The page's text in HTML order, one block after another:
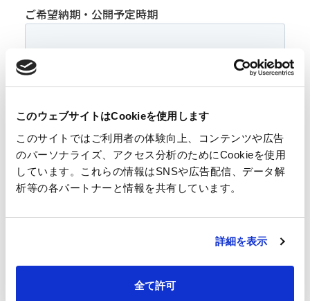
このウェブサイトはCookieを使用します
このサイトではご利用者の体験向上、コンテンツや広告
のパーソナライズ、アクセス分析のためにCookieを使用
しています。これらの情報はSNSや広告配信、データ解
析等の各パートナーと情報を共有しています。
詳細を表示
全て許可